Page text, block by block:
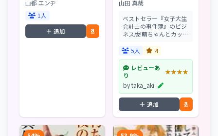
庫)
山都 エンヂ
1人
追加
会計の本です
山田 真哉
ベストセラー『女子大生
会計士の事件簿』のビジ
ネス版!萌ちゃんとカッキ
チーフに、会計の基本の
ー『女子大生会計士の事
件簿』書き下ろし4編収
録。
5人 4
レビューあ
り
★★★★
by taka_aki
追加